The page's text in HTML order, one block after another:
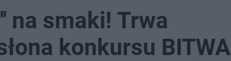
na smaki! Trwa
konkursu BITWA